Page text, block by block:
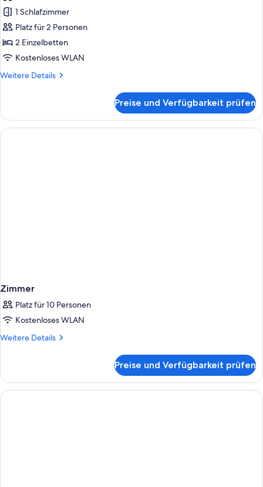
Executive-
Zweibettzimmer
anzeigen
1 Schlafzimmer
Platz für 2 Personen
2 Einzelbetten
Kostenloses WLAN
Weitere Details
Weitere
Zweibettzimmer
Preise und Verfügbarkeit prüfen
Zimmer
Platz für 10 Personen
Kostenloses WLAN
Weitere Details
Weitere
Preise und Verfügbarkeit prüfen